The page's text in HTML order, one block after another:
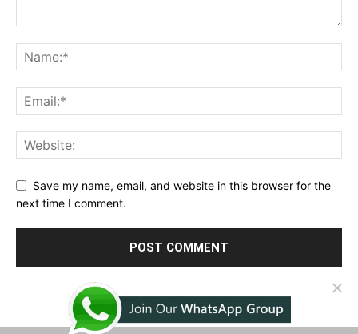
Save my name, email, and website in this browser for the
next time I comment.